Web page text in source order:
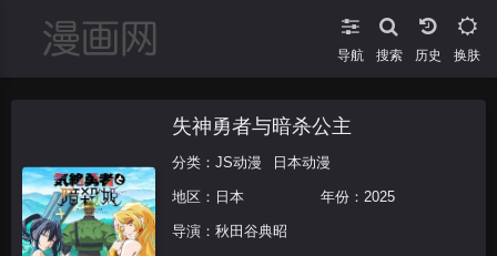
导航 搜索 换肤
失神勇者与暗杀公主
分类： JS动漫 日本动漫
地区： 日本 年份： 2025
导演： 秋田谷典昭